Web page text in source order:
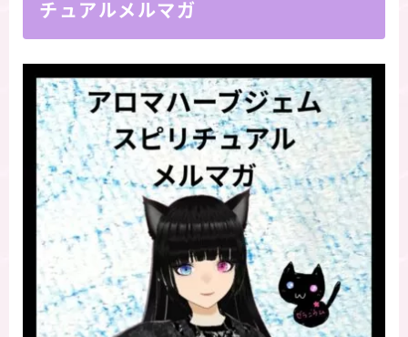
チュアルメルマガ